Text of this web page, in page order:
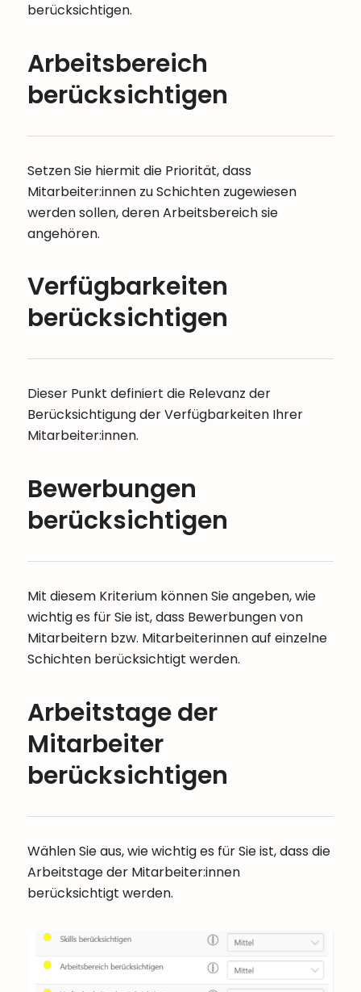
berücksichtigen.
Arbeitsbereich
berücksichtigen
Setzen Sie hiermit die Priorität, dass
Mitarbeiter:innen zu Schichten zugewiesen
werden sollen, deren Arbeitsbereich sie
angehören.
Verfügbarkeiten
berücksichtigen
Dieser Punkt definiert die Relevanz der
Berücksichtigung der Verfügbarkeiten Ihrer
Mitarbeiter:innen.
Bewerbungen
berücksichtigen
Mit diesem Kriterium können Sie angeben, wie
wichtig es für Sie ist, dass Bewerbungen von
Mitarbeitern bzw. Mitarbeiterinnen auf einzelne
Schichten berücksichtigt werden.
Arbeitstage der
Mitarbeiter
berücksichtigen
Wählen Sie aus, wie wichtig es für Sie ist, dass die
Arbeitstage der Mitarbeiter:innen
berücksichtigt werden.